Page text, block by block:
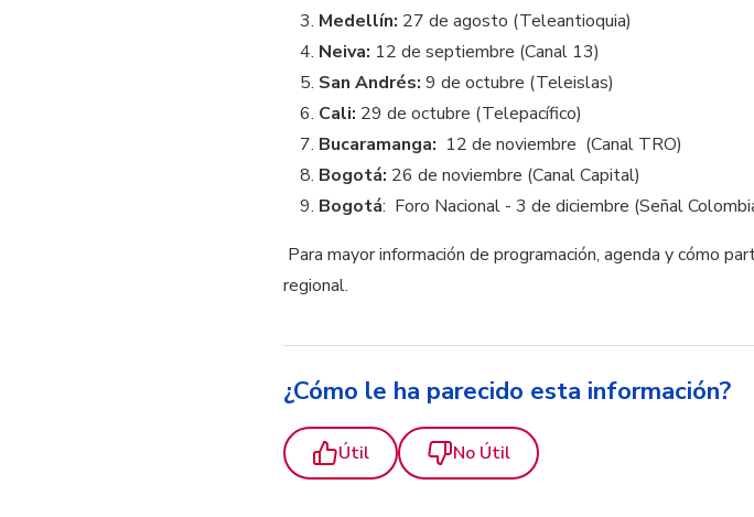
Medellín: 27 de agosto (Teleantioquia)
Neiva: 12 de septiembre (Canal 13)
San Andrés: 9 de octubre (Teleislas)
Cali: 29 de octubre (Telepacífico)
Bucaramanga: 12 de noviembre (Canal TRO)
Bogotá: 26 de noviembre (Canal Capital)
Bogotá: Foro Nacional - 3 de diciembre (Señal
Para mayor información de programación, agenda y cómo
regional.
¿Cómo le ha parecido esta información?
Útil No Útil